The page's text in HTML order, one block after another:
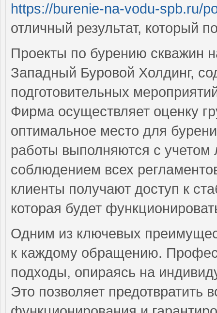
https://burenie-na-vodu-spb.ru/
отличный результат, который
Проекты по бурению скважин
Западный Буровой Холдинг,
подготовительных
Фирма осуществляет оценку
оптимальное место для
работы выполняются с
соблюдением всех
клиенты получают доступ к
которая будет
Одним из ключевых
к каждому обращению.
подходы, опираясь на
Это позволяет предотвратить